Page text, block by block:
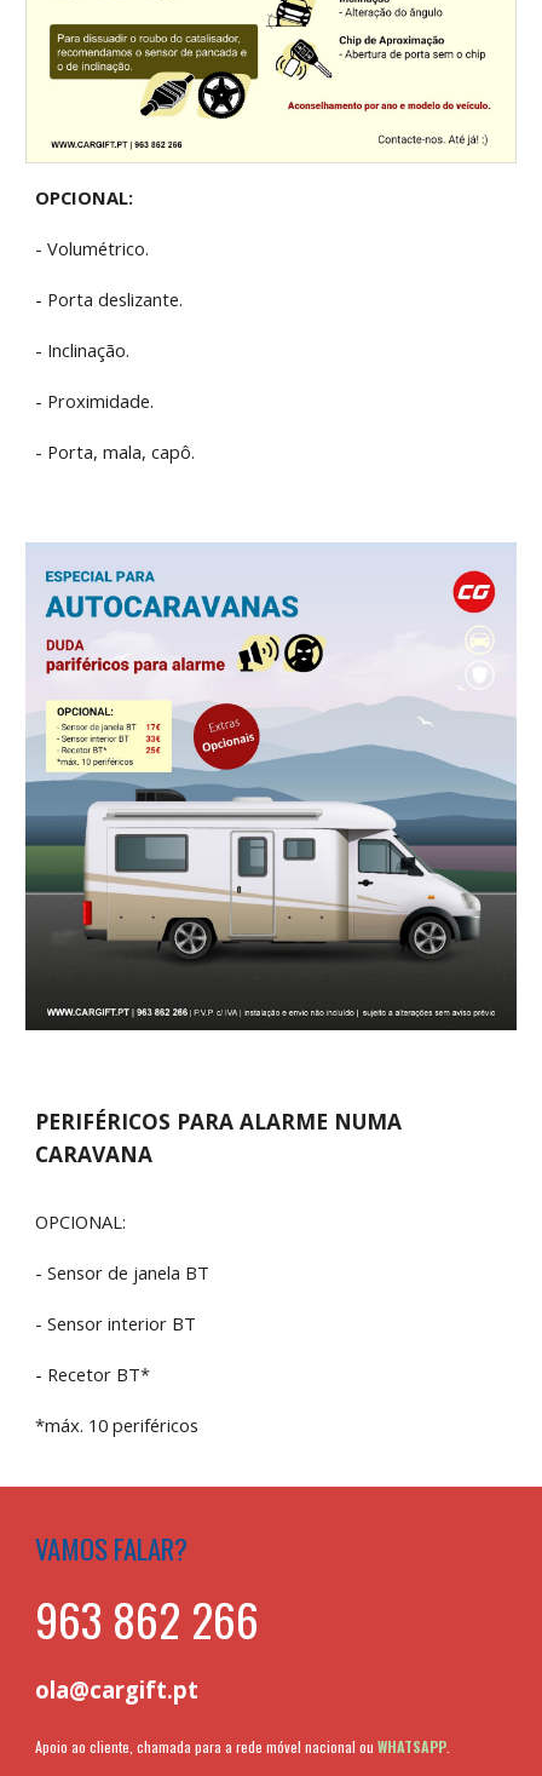
OPCIONAL:
- Volumétrico.
- Porta deslizante.
- Inclinação.
- Proximidade.
- Porta, mala, capô.
PERIFÉRICOS PARA ALARME NUMA
CARAVANA
OPCIONAL:
- Sensor de janela BT
- Sensor interior BT
- Recetor BT*
*máx. 10 periféricos
VAMOS FALAR?
963 862 266
ola@cargift.pt
Apoio ao cliente, chamada para a rede móvel nacional ouWHATSAPP